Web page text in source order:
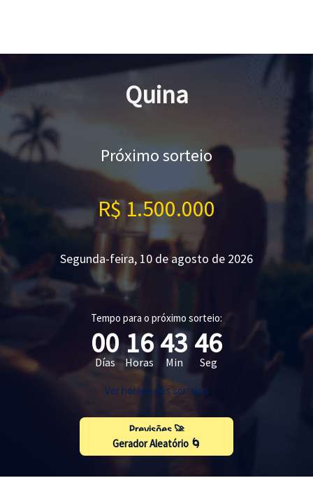
Quina
Próximo sorteio
R$ 1.500.000
Segunda-feira, 10 de agosto de 2026
Tempo para o próximo sorteio:
00
Días
16
Horas
43
Min
46
Seg
Ver horário dos sorteios
Previsões 🚀
Gerador Aleatório 🌀